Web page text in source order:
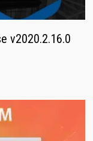
v2020.2.16.0